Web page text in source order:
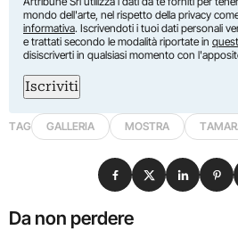
mondo dell'arte, nel rispetto della privacy
informativa. Iscrivendoti i tuoi dati personali
e trattati secondo le modalità riportate in
disiscriverti in qualsiasi momento con
Iscriviti
TAG GALLERIA MOSTRA
Da non perdere
Condividi su
Condividi su X
Condividi